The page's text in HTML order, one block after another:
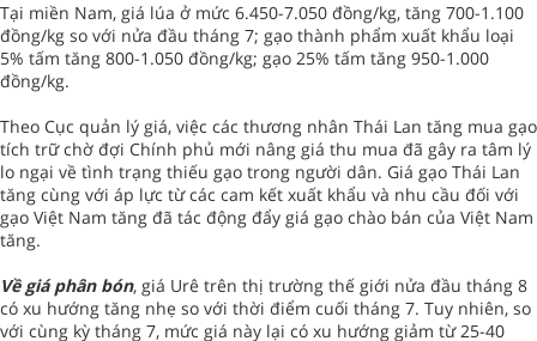
Tại miền Nam, giá lúa ở mức 6.450-7.050 đồng/kg, tăng 700-1.100
đồng/kg so với nửa đầu tháng 7; gạo thành phẩm xuất khẩu loại
5% tấm tăng 800-1.050 đồng/kg; gạo 25% tấm tăng 950-1.000
đồng/kg.
Theo Cục quản lý giá, việc các thương nhân Thái Lan tăng mua gạo
tích trữ chờ đợi Chính phủ mới nâng giá thu mua đã gây ra tâm lý
lo ngại về tình trạng thiếu gạo trong người dân. Giá gạo Thái Lan
tăng cùng với áp lực từ các cam kết xuất khẩu và nhu cầu đối với
gạo Việt Nam tăng đã tác động đẩy giá gạo chào bán của Việt Nam
tăng.
Về giá phân bón, giá Urê trên thị trường thế giới nửa đầu tháng 8
có xu hướng tăng nhẹ so với thời điểm cuối tháng 7. Tuy nhiên, so
với cùng kỳ tháng 7, mức giá này lại có xu hướng giảm từ 25-40